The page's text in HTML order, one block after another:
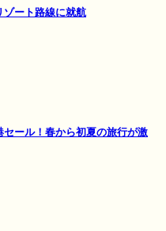
ゾート路線に就航
セール！春から初夏の旅行が激